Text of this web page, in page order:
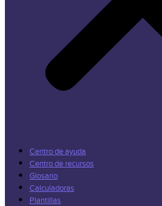
Centro de ayuda
Centro de recursos
Glosario
Calculadoras
Plantillas